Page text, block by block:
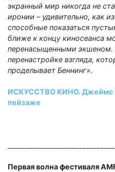
экранный мир никогда не
иронии – удивительно, как
способные показаться
ближе к концу киносеанса
перенасыщенными экшеном.
перенастройке взгляда,
проделывает Беннинг».
ИСКУССТВО КИНО. Джеймс
пейзаже
Первая волна фестиваля